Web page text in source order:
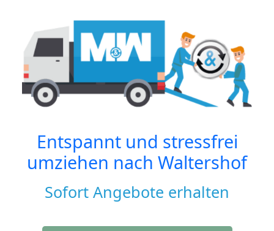
Entspannt und stressfrei
umziehen nach Waltershof
Sofort Angebote erhalten